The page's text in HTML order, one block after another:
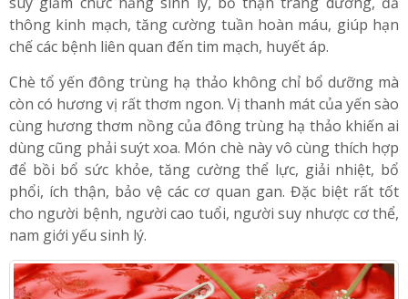
Đông trùng hạ thảo là một thảo dược vô cng quý hiếm.
Loại thảo dược này có khả năng giúp cải thiện các chứng
suy giảm chức năng sinh lý, bổ thận tráng dương, đả
thông kinh mạch, tăng cường tuần hoàn máu, giúp hạn
chế các bệnh liên quan đến tim mạch, huyết áp.
Chè tổ yến đông trùng hạ thảo không chỉ bổ dưỡng mà
còn có hương vị rất thơm ngon. Vị thanh mát của yến sào
cùng hương thơm nồng của đông trùng hạ thảo khiến ai
dùng cũng phải suýt xoa. Món chè này vô cùng thích hợp
để bồi bổ sức khỏe, tăng cường thể lực, giải nhiệt, bổ
phổi, ích thận, bảo vệ các cơ quan gan. Đặc biệt rất tốt
cho người bệnh, người cao tuổi, người suy nhược cơ thể,
nam giới yếu sinh lý.